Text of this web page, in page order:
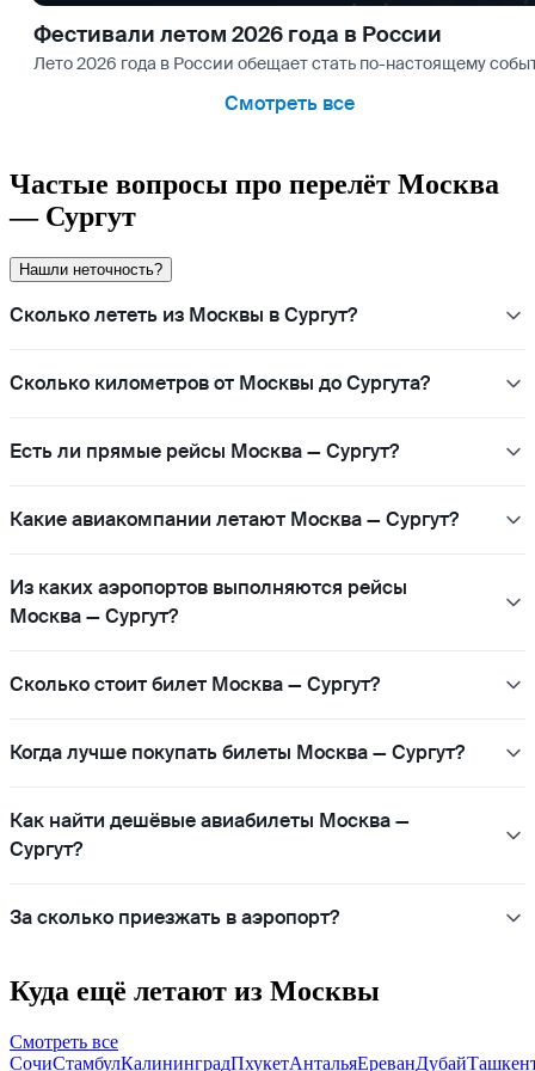
Фестивали летом 2026 года в России
Лето 2026 года в России обещает стать по-настоящему
Смотреть все
Частые вопросы про перелёт Москва
— Сургут
Нашли неточность?
Сколько лететь из Москвы в Сургут?
Сколько километров от Москвы до Сургута?
Есть ли прямые рейсы Москва — Сургут?
Какие авиакомпании летают Москва — Сургут?
Из каких аэропортов выполняются рейсы
Москва — Сургут?
Сколько стоит билет Москва — Сургут?
Когда лучше покупать билеты Москва — Сургут?
Как найти дешёвые авиабилеты Москва —
Сургут?
За сколько приезжать в аэропорт?
Куда ещё летают из Москвы
Смотреть все
СочиСтамбулКалининградПхукетАнтальяЕреванДубай